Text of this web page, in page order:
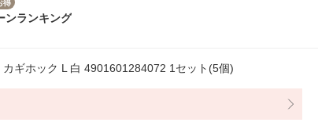
得
ンランキング
カギホック L 白 4901601284072 1セット(5個)